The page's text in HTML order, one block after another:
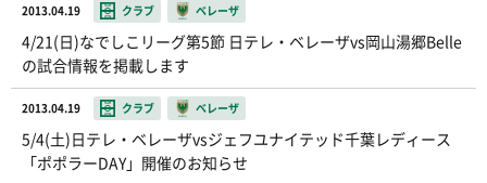
2013.04.19 クラブ ベレーザ
4/21(日)なでしこリーグ第5節 日テレ・ベレーザvs岡山湯郷Belle
の試合情報を掲載します
2013.04.19 クラブ ベレーザ
5/4(土)日テレ・ベレーザvsジェフユナイテッド千葉レディース
「ポポラーDAY」開催のお知らせ